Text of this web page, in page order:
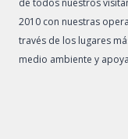
2010 con nuestras
través de los lugares
medio ambiente y